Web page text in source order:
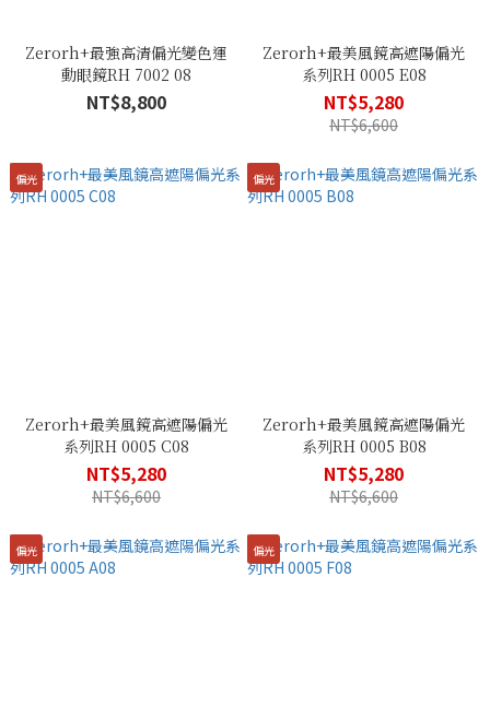
Zerorh+最強高清偏光變色運
動眼鏡RH 7002 08
NT$8,800
Zerorh+最美風鏡高遮陽偏光
系列RH 0005 E08
NT$5,280
NT$6,600
偏光
Zerorh+最美風鏡高遮陽偏光
系列RH 0005 C08
NT$5,280
NT$6,600
偏光
Zerorh+最美風鏡高遮陽偏光
系列RH 0005 B08
NT$5,280
NT$6,600
偏光 偏光